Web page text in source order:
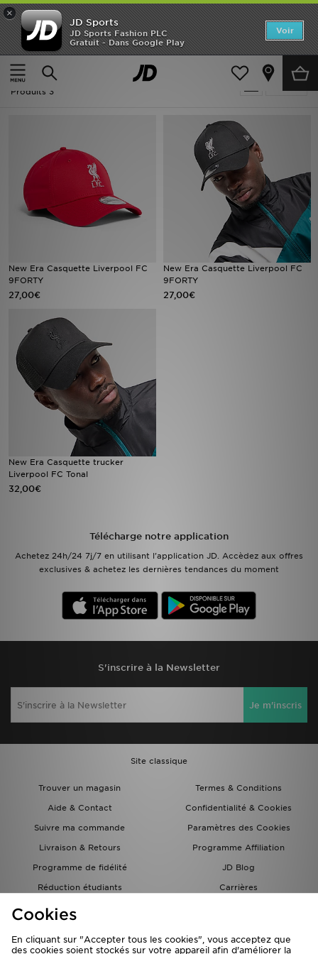
×
JD Sports
JD Sports Fashion PLC
Gratuit - Dans Google Play
Voir
Accueil
New Era Liverpool
New Era Liverpool
Produits 3
New Era Casquette Liverpool FC
9FORTY
27,00€
New Era Casquette Liverpool FC
9FORTY
27,00€
New Era Casquette trucker
Liverpool FC Tonal
32,00€
Télécharge notre application
Achetez 24h/24 7j/7 en utilisant l'application JD. Accèdez aux offres
exclusives & achetez les dernières tendances du moment
S'inscrire à la Newsletter
Je m'inscris
Site classique
Trouver un magasin
Termes & Conditions
Aide & Contact
Confidentialité & Cookies
Suivre ma commande
Paramètres des Cookies
Livraison & Retours
Programme Affiliation
Programme de fidélité
JD Blog
Réduction étudiants
Carrières
Carte Cadeau
Accueil
Nouveautés
Homme
Enfant
Collections
Marques
Sports
PROMOS
Mon JD
Suivre Ma Commande
Service client
Nos Magasins
Télécharge l'Appli
Cookies
En cliquant sur "Accepter tous les cookies", vous acceptez que
des cookies soient stockés sur votre appareil afin d'améliorer la